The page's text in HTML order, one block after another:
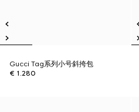
Gucci Tag系列小号斜挎包
€ 1.280